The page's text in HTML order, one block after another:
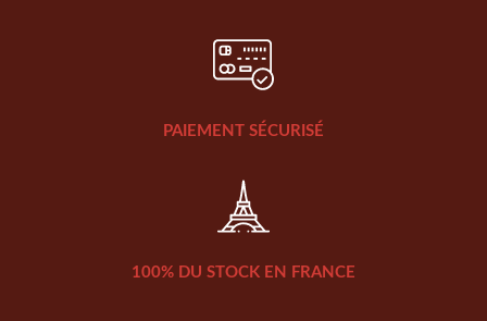
PAIEMENT SÉCURISÉ
100% DU STOCK EN FRANCE